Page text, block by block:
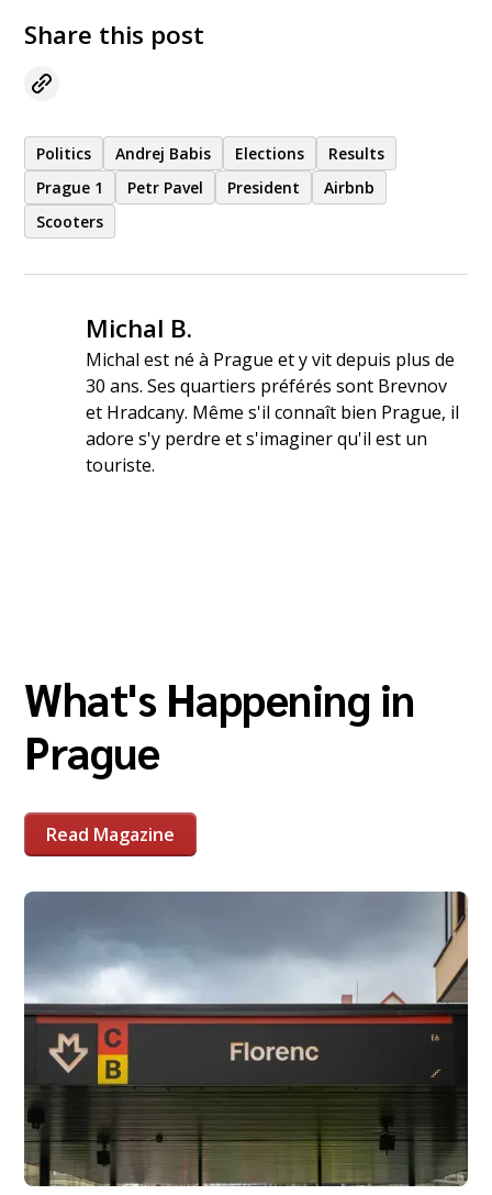
Share this post
Politics Andrej Babis Elections
Results
Prague 1
Petr Pavel President
Airbnb
Scooters
Michal B.
Michal est né à Prague et y vit depuis plus de
30 ans. Ses quartiers préférés sont Brevnov
et Hradcany. Même s'il connaît bien Prague, il
adore s'y perdre et s'imaginer qu'il est un
touriste.
What's Happening in
Prague
Read Magazine